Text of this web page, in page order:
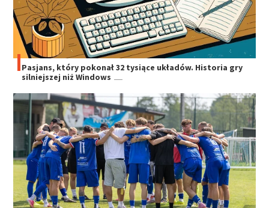
Pasjans, który pokonał 32 tysiące układów. Historia gry
silniejszej niż Windows